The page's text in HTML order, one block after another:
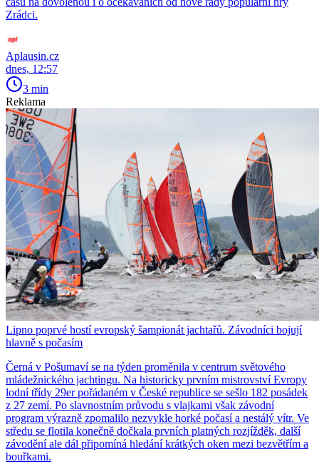
Zrádci.
Aplausin.cz
dnes, 12:57
3 min
Reklama
Lipno poprvé hostí evropský šampionát jachtařů. Závodníci bojují
hlavně s počasím
Černá v Pošumaví se na týden proměnila v centrum světového
mládežnického jachtingu. Na historicky prvním mistrovství Evropy
lodní třídy 29er pořádaném v České republice se sešlo 182 posádek
z 27 zemí. Po slavnostním průvodu s vlajkami však závodní
program výrazně zpomalilo nezvykle horké počasí a nestálý vítr. Ve
středu se flotila konečně dočkala prvních platných rozjížděk, další
závodění ale dál připomíná hledání krátkých oken mezi bezvětřím a
bouřkami.